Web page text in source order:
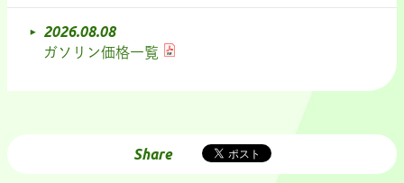
2026.08.08
ガソリン価格一覧
Share